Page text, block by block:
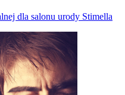
dla salonu urody Stimella